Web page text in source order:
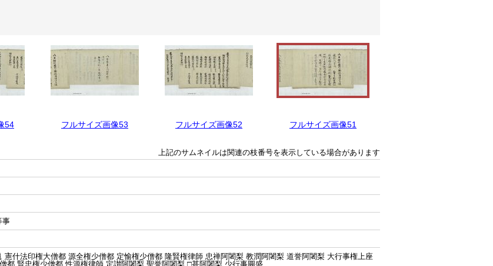
54 フルサイズ画像53 フルサイズ画像52 フルサイズ画像51
上記のサムネイルは関連の枝番号を表示している場合があります
事
憲什法印権大僧都 源全権少僧都 定愉権少僧都 隆賢権律師 忠禅阿闍梨 教潤阿闍梨 道誉阿闍梨 大行事権上座
都 賢忠権少僧都 性源権律師 定讃阿闍梨 聖誉阿闍梨 □甚阿闍梨 少行事圓盛